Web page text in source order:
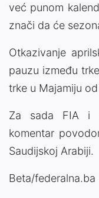
već punom
znači da će
Otkazivanje
pauzu između trke
trke u Majamiju od
Za sada FIA i
komentar
Saudijskoj Arabiji.
Beta/federalna.ba